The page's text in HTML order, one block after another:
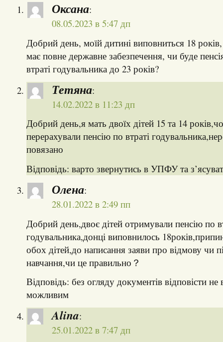
Оксана:
08.05.2023 в 5:47 дп
Добрий день, моїй дитині виповниться 18 років,
має повне державне забезпечення, чи буде
втраті годувальника до 23 років?
Тетяна:
14.02.2022 в 11:23 дп
Добрий день,я мать двоїх дітей 15 та 14
перерахували пенсію по втраті
повязано
Відповідь: варто звернутись в УПФУ та
Олена:
28.01.2022 в 2:49 пп
Добрий день,двоє дітей отримували пенсію по
годувальника,донці виповнилось
обох дітей,до написання заяви про відмову чи
навчання,чи це правильно？
Відповідь: без огляду документів відповісти не
можливим
Alina:
25.01.2022 в 7:47 дп